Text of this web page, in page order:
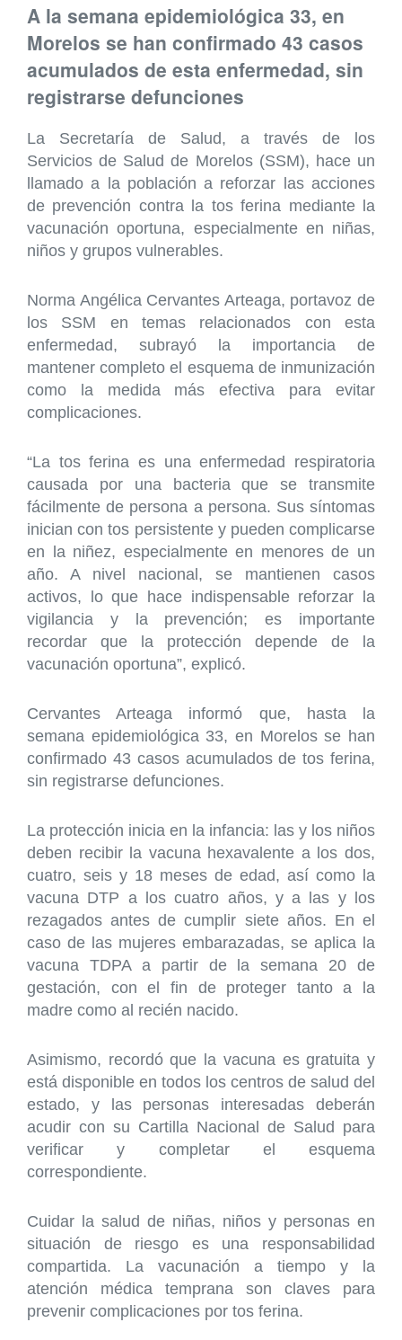
A la semana epidemiológica 33, en
Morelos se han confirmado 43 casos
acumulados de esta enfermedad, sin
registrarse defunciones
La Secretaría de Salud, a través de los
Servicios de Salud de Morelos (SSM), hace un
llamado a la población a reforzar las acciones
de prevención contra la tos ferina mediante la
vacunación oportuna, especialmente en niñas,
niños y grupos vulnerables.
Norma Angélica Cervantes Arteaga, portavoz de
los SSM en temas relacionados con esta
enfermedad, subrayó la importancia de
mantener completo el esquema de inmunización
como la medida más efectiva para evitar
complicaciones.
“La tos ferina es una enfermedad respiratoria
causada por una bacteria que se transmite
fácilmente de persona a persona. Sus síntomas
inician con tos persistente y pueden complicarse
en la niñez, especialmente en menores de un
año. A nivel nacional, se mantienen casos
activos, lo que hace indispensable reforzar la
vigilancia y la prevención; es importante
recordar que la protección depende de la
vacunación oportuna”, explicó.
Cervantes Arteaga informó que, hasta la
semana epidemiológica 33, en Morelos se han
confirmado 43 casos acumulados de tos ferina,
sin registrarse defunciones.
La protección inicia en la infancia: las y los niños
deben recibir la vacuna hexavalente a los dos,
cuatro, seis y 18 meses de edad, así como la
vacuna DTP a los cuatro años, y a las y los
rezagados antes de cumplir siete años. En el
caso de las mujeres embarazadas, se aplica la
vacuna TDPA a partir de la semana 20 de
gestación, con el fin de proteger tanto a la
madre como al recién nacido.
Asimismo, recordó que la vacuna es gratuita y
está disponible en todos los centros de salud del
estado, y las personas interesadas deberán
acudir con su Cartilla Nacional de Salud para
verificar y completar el esquema
correspondiente.
Cuidar la salud de niñas, niños y personas en
situación de riesgo es una responsabilidad
compartida. La vacunación a tiempo y la
atención médica temprana son claves para
prevenir complicaciones por tos ferina.